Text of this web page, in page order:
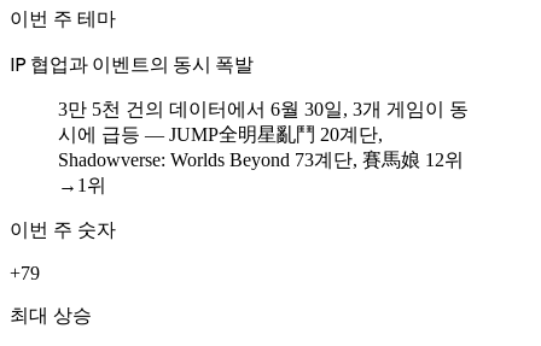
이번 주 테마
IP 협업과 이벤트의 동시 폭발
3만 5천 건의 데이터에서 6월 30일, 3개 게임이 동
시에 급등 — JUMP全明星亂鬥 20계단,
Shadowverse: Worlds Beyond 73계단, 賽馬娘 12위
→1위
이번 주 숫자
+79
최대 상승